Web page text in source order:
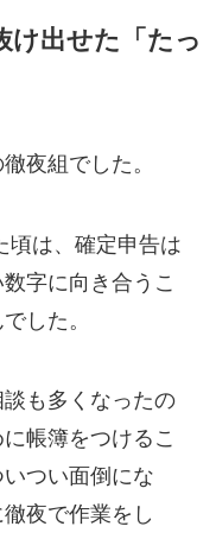
け出せた「たっ
夜組でした。
頃は、確定申告は
字に向き合うこ
した。
も多くなったの
帳簿をつけるこ
つい面倒にな
夜で作業をし